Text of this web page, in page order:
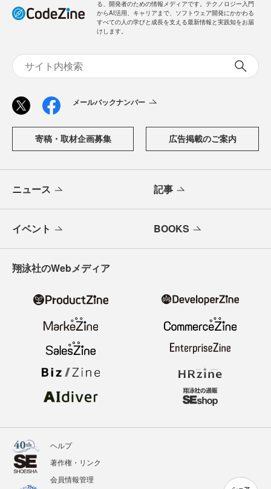
る、開発者のための情報メディアです。テクノロジー入門
からAI活用、キャリアまで、ソフトウェア開発にかかわる
すべての人の学びと成長を支える最新情報と実践知をお届
けします。
メールバックナンバー
寄稿・取材企画募集 広告掲載のご案内
ニュース 記事
イベント BOOKS
翔泳社のWebメディア
ヘルプ
著作権・リンク
会員情報管理